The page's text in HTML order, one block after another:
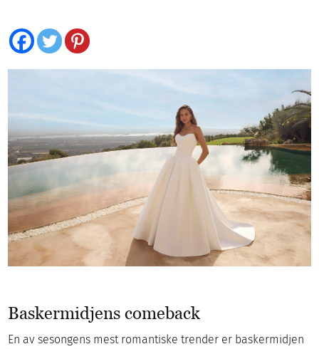
Baskermidjens comeback
En av sesongens mest romantiske trender er baskermidjen